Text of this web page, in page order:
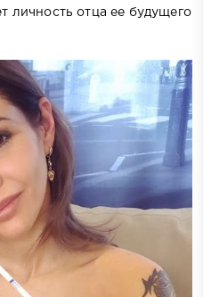
личность отца ее будущего